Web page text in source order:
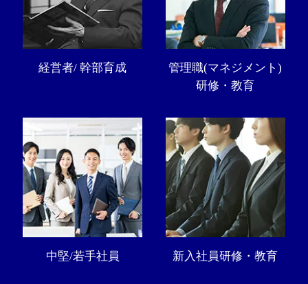
経営者/ 幹部育成
管理職(マネジメント)
研修・教育
中堅/若手社員 新入社員研修・教育